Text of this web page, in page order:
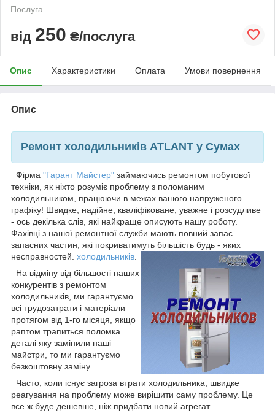
Послуга
від 250 ₴/послуга
Опис Характеристики Оплата Умови повернення
Опис
Ремонт холодильників ATLANT у Сумах
Фірма "Гарант Майстер" займаючись ремонтом побутової
техніки, як ніхто розуміє проблему з поломаним
холодильником, працюючи в межах вашого напруженого
графіку! Швидке, надійне, кваліфіковане, уважне і розсудливе
- ось декілька слів, які найкраще описують нашу роботу.
Фахівці з нашої ремонтної служби мають повний запас
запасних частин, які покриватимуть більшість будь - яких
несправностей. холодильників
На відміну від більшості наших
конкурентів з ремонтом
холодильників, ми гарантуємо
всі трудозатрати і матеріали
протягом від 1-го місяця, якщо
раптом трапиться поломка
деталі яку замінили наші
майстри, то ми гарантуємо
безкоштовну заміну.
Часто, коли існує загроза втрати холодильника, швидке
реагування на проблему може вирішити саму проблему. Це
все ж буде дешевше, ніж придбати новий агрегат.